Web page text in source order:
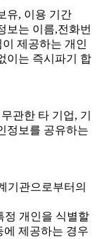
유, 이용 기간
보는 이름,전화번
제공하는 개인
이는 즉시파기 합
관한 타 기업, 기
정보를 공유하는
기관으로부터의
정 개인을 식별할
에 제공하는 경우